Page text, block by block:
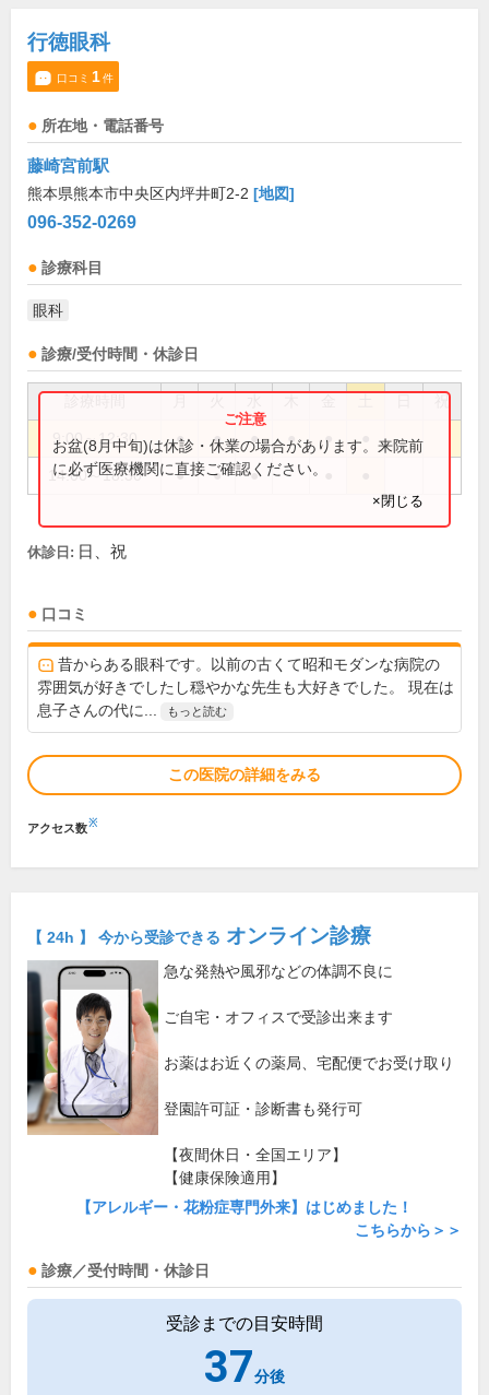
行徳眼科
口コミ 1件
所在地・電話番号
藤崎宮前駅
熊本県熊本市中央区内坪井町2-2 [地図]
096-352-0269
診療科目
眼科
診療/受付時間・休診日
祝
9:00～12:30 ● ● ● ● ●
14:00～18:30 ● ● ●
お盆(8月中旬)は休診・休業の場合があります。来院前
に必ず医療機関に直接ご確認ください。
×閉じる
休診日: 日、祝
口コミ
昔からある眼科です。以前の古くて昭和モダンな病院の
雰囲気が好きでしたし穏やかな先生も大好きでした。 現在は
息子さんの代に...
もっと読む
この医院の詳細をみる
アクセス数※
【 24h 】 今から受診できる オンライン診療
急な発熱や風邪などの体調不良に
ご自宅・オフィスで受診出来ます
お薬はお近くの薬局、宅配便でお受け取り
登園許可証・診断書も発行可
【夜間休日・全国エリア】
【健康保険適用】
【アレルギー・花粉症専門外来】はじめました！
こちらから＞＞
診療／受付時間・休診日
受診までの目安時間
37分後